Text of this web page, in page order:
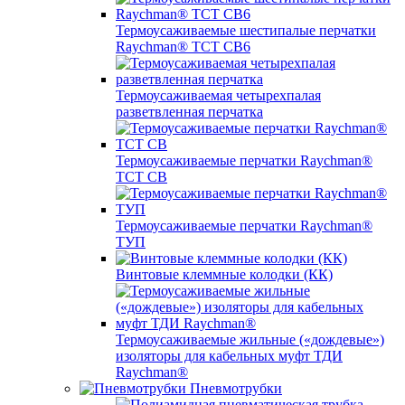
Термоусаживаемые шестипалые перчатки
Raychman® ТСТ СВ6
Термоусаживаемая четырехпалая
разветвленная перчатка
Термоусаживаемые перчатки Raychman®
TCT CB
Термоусаживаемые перчатки Raychman®
ТУП
Винтовые клеммные колодки (КК)
Термоусаживаемые жильные («дождевые»)
изоляторы для кабельных муфт ТДИ
Raychman®
Пневмотрубки